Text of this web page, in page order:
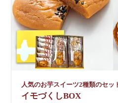
人気のお芋スイーツ2種類のセッ
イモづくしBOX